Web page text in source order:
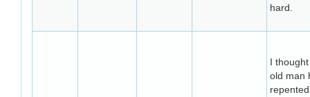
hard.
I
old man
repented